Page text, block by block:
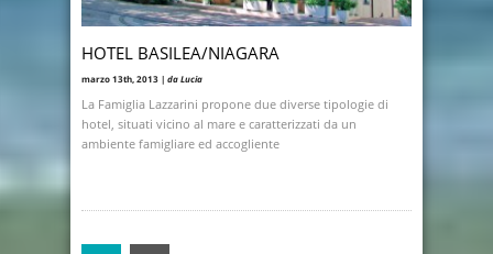
HOTEL BASILEA/NIAGARA
marzo 13th, 2013 | da Lucia
La Famiglia Lazzarini propone due diverse tipologie di
hotel, situati vicino al mare e caratterizzati da un
ambiente famigliare ed accogliente